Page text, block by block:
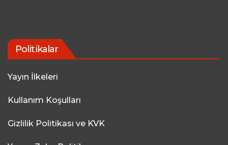
Politikalar
Yayın İlkeleri
Kullanım Koşulları
Gizlilik Politikası ve KVK